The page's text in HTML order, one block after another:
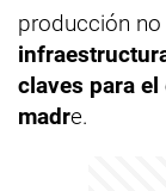
producción
claves para
madre.